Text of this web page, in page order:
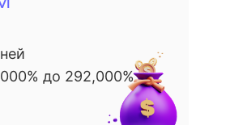
до 292,000%